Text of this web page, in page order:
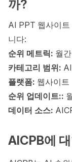
까?
AI PPT 웹사이트
니다:
순위 메트릭: 월
카테고리 범위:
플랫폼: 웹사이트
순위 업데이트::
데이터 소스:
AICPB에